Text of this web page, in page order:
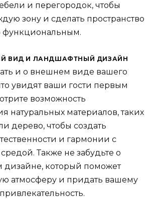
и перегородок, чтобы
зону и сделать пространство
функциональным.
ВИД И ЛАНДШАФТНЫЙ ДИЗАЙН
и о внешнем виде вашего
увидят ваши гости первым
возможность
натуральных материалов, таких
дерево, чтобы создать
и гармонии с
Также не забудьте о
который поможет
атмосферу и придать вашему